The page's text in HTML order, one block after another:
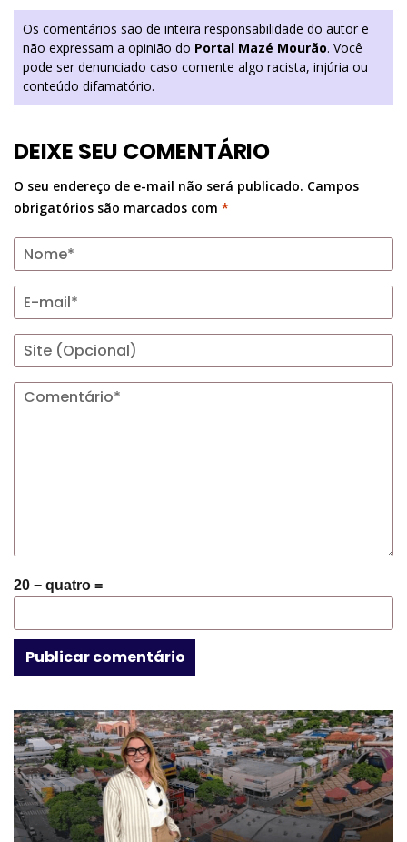
Os comentários são de inteira responsabilidade do autor e
não expressam a opinião do Portal Mazé Mourão. Você
pode ser denunciado caso comente algo racista, injúria ou
conteúdo difamatório.
DEIXE SEU COMENTÁRIO
O seu endereço de e-mail não será publicado. Campos
obrigatórios são marcados com *
20 − quatro =